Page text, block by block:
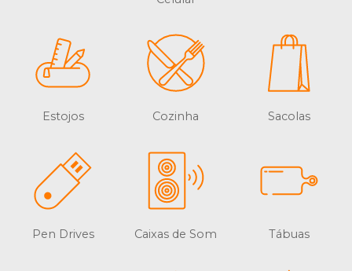
Estojos Cozinha Sacolas
Pen Drives Caixas de Som Tábuas